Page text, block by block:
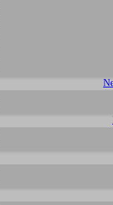
wird dieser
Sie auch mit
von
weitere
gemäß
und